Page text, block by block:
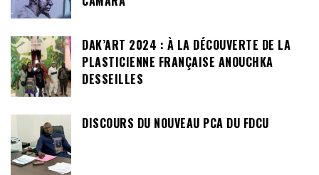
DAK’ART 2024 : À LA DÉCOUVERTE DE LA
PLASTICIENNE FRANÇAISE ANOUCHKA
DESSEILLES
DISCOURS DU NOUVEAU PCA DU FDCU